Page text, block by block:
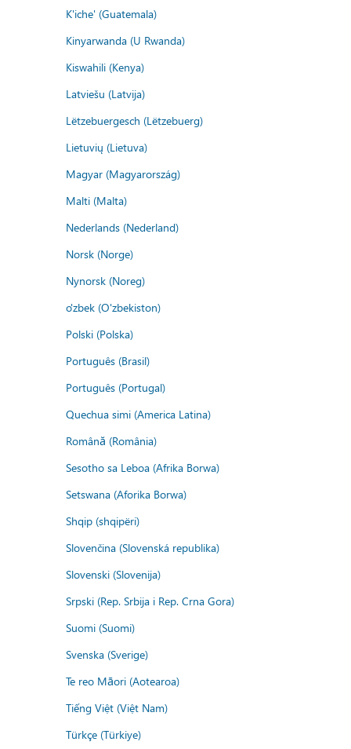
K'iche' (Guatemala)
Kinyarwanda (U Rwanda)
Kiswahili (Kenya)
Latviešu (Latvija)
Lëtzebuergesch (Lëtzebuerg)
Lietuvių (Lietuva)
Magyar (Magyarország)
Malti (Malta)
Nederlands (Nederland)
Norsk (Norge)
Nynorsk (Noreg)
o'zbek (O'zbekiston)
Polski (Polska)
Português (Brasil)
Português (Portugal)
Quechua simi (America Latina)
Română (România)
Sesotho sa Leboa (Afrika Borwa)
Setswana (Aforika Borwa)
Shqip (shqipëri)
Slovenčina (Slovenská republika)
Slovenski (Slovenija)
Srpski (Rep. Srbija i Rep. Crna Gora)
Suomi (Suomi)
Svenska (Sverige)
Te reo Māori (Aotearoa)
Tiếng Việt (Việt Nam)
Türkçe (Türkiye)